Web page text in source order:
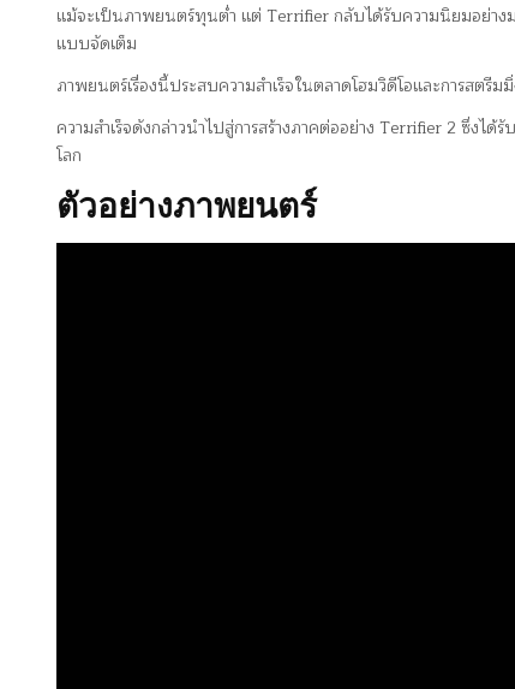
แม้จะเป็นภาพยนตร์ทุนต่ำ แต่ Terrifier กลับได้รับความนิยมอย่า
แบบจัดเต็ม
ภาพยนตร์เรื่องนี้ประสบความสำเร็จในตลาดโฮมวิดีโอและการสต
ความสำเร็จดังกล่าวนำไปสู่การสร้างภาคต่ออย่าง Terrifier 2 ซึ่ง
โลก
ตัวอย่างภาพยนตร์